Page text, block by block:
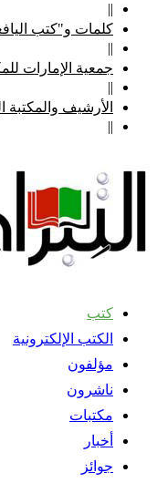
||
كلمات و"كتب اليافعين" تهديان 350 كتاباً
||
جمعية الإمارات
||
الأرشيف والمكتبة
||
كتب
الكتب الإلكترونية
مؤلفون
ناشرون
مكتبات
أخبار
جوائز